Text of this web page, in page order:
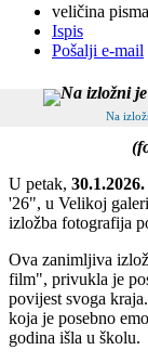
veličina pisma
Ispis
Pošalji e-mail
Na
U petak, 30.1.2026.
'26", u Velikoj
izložba fotografija
Ova zanimljiva
film", privukla je
povijest svoga
koja je posebno
godina išla u školu.